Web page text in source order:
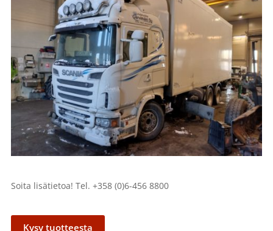
Soita lisätietoa! Tel. +358 (0)6-456 8800
Kysy tuotteesta